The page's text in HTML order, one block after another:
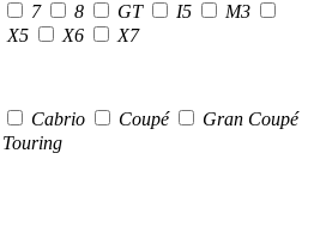
7 8 GT I5
M3
X5 X6
X7
Cabrio Coupé
Gran Coupé
Touring